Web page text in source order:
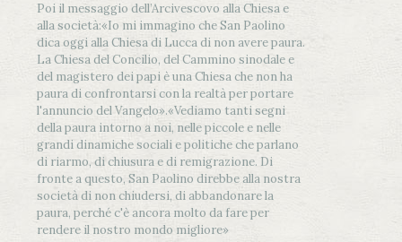
Poi il messaggio dell’Arcivescovo alla Chiesa e
alla società:«Io mi immagino che San Paolino
dica oggi alla Chiesa di Lucca di non avere paura.
La Chiesa del Concilio, del Cammino sinodale e
del magistero dei papi è una Chiesa che non ha
paura di confrontarsi con la realtà per portare
l'annuncio del Vangelo».«Vediamo tanti segni
della paura intorno a noi, nelle piccole e nelle
grandi dinamiche sociali e politiche che parlano
di riarmo, di chiusura e di remigrazione. Di
fronte a questo, San Paolino direbbe alla nostra
società di non chiudersi, di abbandonare la
paura, perché c'è ancora molto da fare per
rendere il nostro mondo migliore»